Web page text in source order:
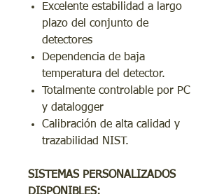
Excelente estabilidad a largo
plazo del conjunto de
detectores
Dependencia de baja
temperatura del detector.
Totalmente controlable por PC
y datalogger
Calibración de alta calidad y
trazabilidad NIST.
SISTEMAS PERSONALIZADOS
DISPONIBLES: